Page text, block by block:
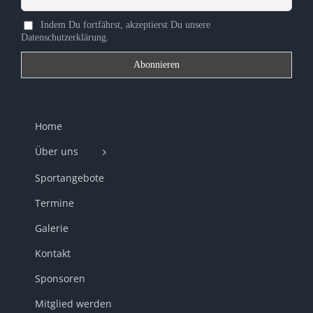
Indem Du fortfährst, akzeptierst Du unsere
Datenschutzerklärung.
Home
Über uns
Sportangebote
Termine
Galerie
Kontakt
Sponsoren
Mitglied werden